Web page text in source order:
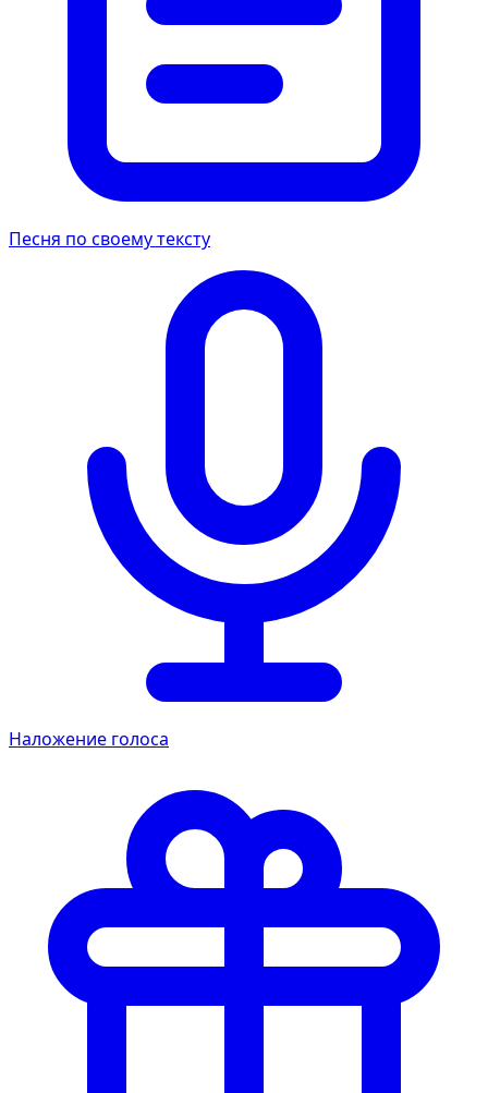
Песня по своему тексту
Наложение голоса